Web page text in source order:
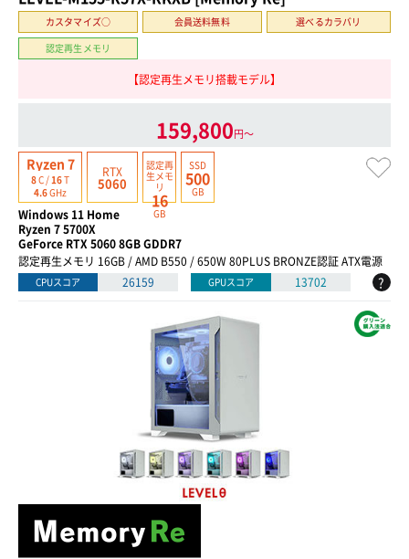
カスタマイズ○ 会員送料無料
選べるカラバリ
認定再生メモリ
【認定再生メモリ搭載モデル】
159,800円〜
Ryzen 7
8C / 16T
4.6GHz
RTX
5060
認定再
生メモ
リ
16
GB
SSD
500
GB
Windows 11 Home
Ryzen 7 5700X
GeForce RTX 5060 8GB GDDR7
認定再生メモリ 16GB / AMD B550 / 650W 80PLUS BRONZE認証 ATX電源
CPUスコア 26159 GPUスコア 13702 ?